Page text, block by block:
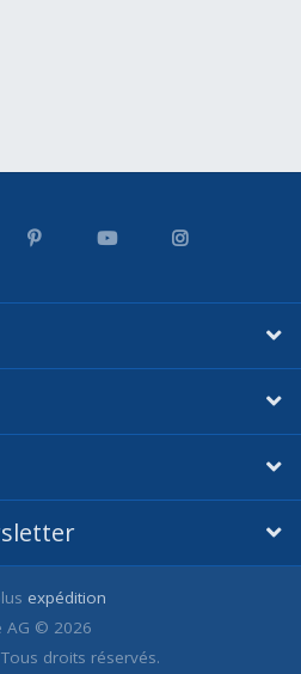
expédition
AG © 2026
droits réservés.